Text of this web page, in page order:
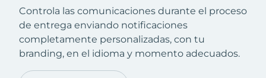
Controla las comunicaciones durante el proceso
de entrega enviando notificaciones
completamente personalizadas, con tu
branding, en el idioma y momento adecuados.